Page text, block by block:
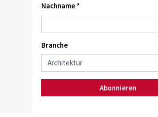
Nachname *
Branche
Abonnieren